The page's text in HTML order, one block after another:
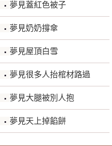
夢見蓋紅色被子
夢見奶奶撐傘
夢見屋頂白雪
夢見很多人抬棺材路過
夢見大腿被別人抱
夢見天上掉餡餅